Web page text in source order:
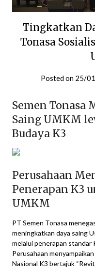
Tingkatkan
Tonasa
Posted on 25/
Semen Tonasa
Saing UMKM
Budaya K3
Perusahaan
Penerapan K3
UMKM
PT Semen Tonasa
meningkatkan daya saing
melalui penerapan standar
Perusahaan
Nasional K3 bertajuk